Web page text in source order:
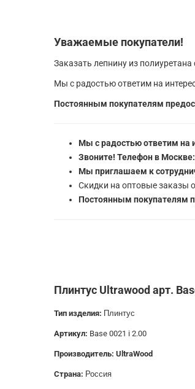
Уважаемые покупатели!
Заказать лепнину из
Мы с радостью ответим на
Постоянным покупателям
Мы с радостью ответим на
Звоните! Телефон в
Мы приглашаем к
Скидки на оптовые заказы
Постоянным покупателям
Плинтус Ultrawood арт.
Тип изделия: Плинтус
Артикул: Base 0021 i 2.00
Производитель: UltraWood
Страна: Россия